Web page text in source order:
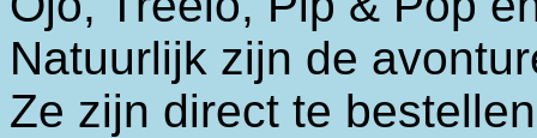
Natuurlijk zijn de
Ze zijn direct te